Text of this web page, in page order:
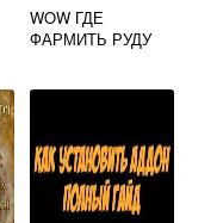
WOW ГДЕ
ФАРМИТЬ РУДУ